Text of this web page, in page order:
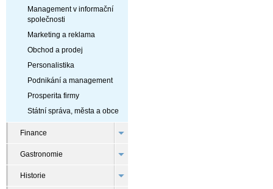
Management v informační
společnosti
Marketing a reklama
Obchod a prodej
Personalistika
Podnikání a management
Prosperita firmy
Státní správa, města a obce
Finance
Gastronomie
Historie